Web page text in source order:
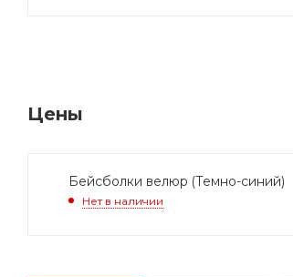
Цены
Бейсболки велюр (Темно-синий)
Нет в наличии